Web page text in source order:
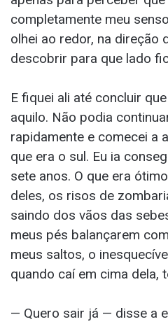
completamente meu
olhei ao redor, na direção
descobrir para que lado
E fiquei ali até concluir
aquilo. Não podia
rapidamente e comecei a
que era o sul. Eu ia
sete anos. O que era
deles, os risos de
saindo dos vãos das
meus pés balançarem
meus saltos, o
quando caí em cima dela,
— Quero sair já — disse a